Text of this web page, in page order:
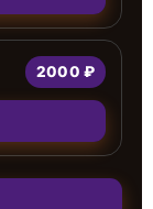
2000 ₽